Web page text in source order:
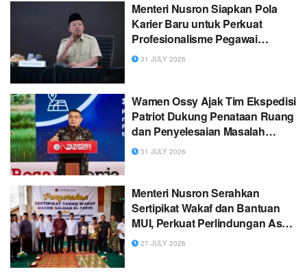
Menteri Nusron Siapkan Pola
Karier Baru untuk Perkuat
Profesionalisme Pegawai
ATR/BPN
31 JULY 2026
Wamen Ossy Ajak Tim Ekspedisi
Patriot Dukung Penataan Ruang
dan Penyelesaian Masalah
Pertanahan di Kawasan
31 JULY 2026
Menteri Nusron Serahkan
Sertipikat Wakaf dan Bantuan
MUI, Perkuat Perlindungan Aset
Masjid di Aceh Tamiang
27 JULY 2026